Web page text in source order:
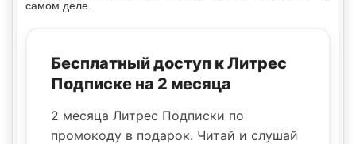
самом деле.
Бесплатный доступ к Литрес
Подписке на 2 месяца
2 месяца Литрес Подписки по
промокоду в подарок. Читай и слушай